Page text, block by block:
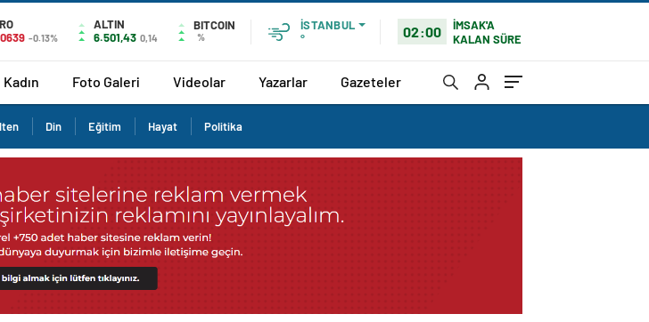
-0.13%
ALTIN
6.501,43 0,14
BITCOIN
%
İSTANBUL
°
02:00
İMSAK'A
KALAN SÜRE
Kadın Foto Galeri Videolar Yazarlar Gazeteler
Din Eğitim Hayat Politika